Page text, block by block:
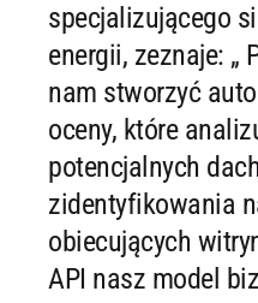
specjalizującego
energii, zeznaje: „
nam stworzyć
oceny, które
potencjalnych
zidentyfikowania
obiecujących
API nasz model